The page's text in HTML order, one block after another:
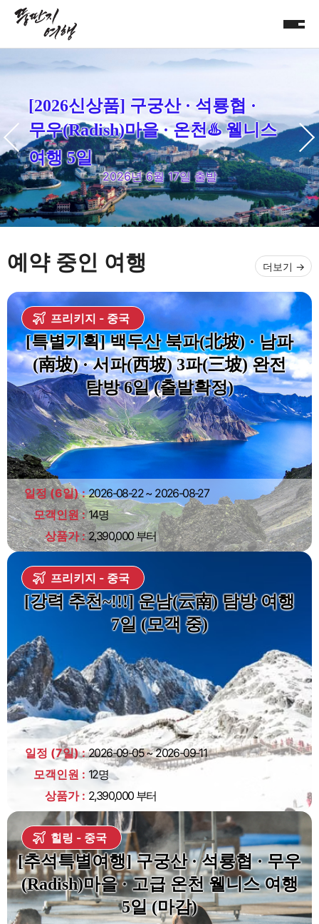
[2026신상품] 구궁산 · 석룡협 ·
무우(Radish)마을 · 온천♨️ 웰니스
여행 5일
2026년 6월 17일 출발
예약 중인 여행
프리키지 중국
[특별기획] 백두산 북파(北坡) · 남파
(南坡) · 서파(西坡) 3파(三坡) 완전
탐방 6일 (출발확정)
일정 (6일)
2026-08-22 ~ 2026-08-27
모객인원
14명
상품가
2,390,000 부터
프리키지 중국
[강력 추천~!!!] 운남(云南) 탐방 여행
7일 (모객 중)
일정 (7일)
2026-09-05 ~ 2026-09-11
모객인원
12명
상품가
2,390,000 부터
힐링 중국
[추석특별여행] 구궁산 · 석룡협 · 무우
(Radish)마을 · 고급 온천 웰니스 여행
5일 (마감)
더보기